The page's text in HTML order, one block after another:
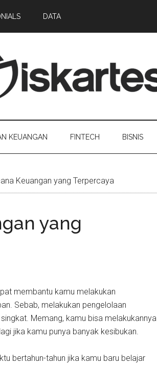
DATA
KEUANGAN FINTECH BISNIS
Keuangan yang Terpercaya
yang
membantu kamu melakukan
Sebab, melakukan pengelolaan
Memang, kamu bisa melakukannya
jika kamu punya banyak kesibukan.
bertahun-tahun jika kamu baru belajar